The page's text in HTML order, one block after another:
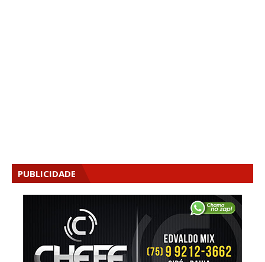
PUBLICIDADE